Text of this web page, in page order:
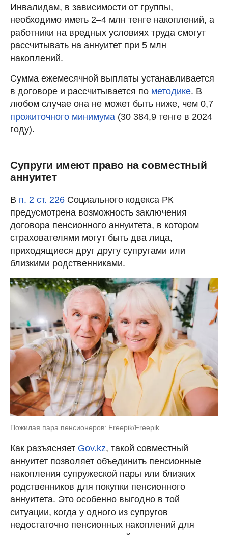
Инвалидам, в зависимости от группы,
необходимо иметь 2–4 млн тенге накоплений, а
работники на вредных условиях труда смогут
рассчитывать на аннуитет при 5 млн
накоплений.
Сумма ежемесячной выплаты устанавливается
в договоре и рассчитывается по методике. В
любом случае она не может быть ниже, чем 0,7
прожиточного минимума (30 384,9‬ тенге в 2024
году).
Супруги имеют право на совместный
аннуитет
В п. 2 ст. 226 Социального кодекса РК
предусмотрена возможность заключения
договора пенсионного аннуитета, в котором
страхователями могут быть два лица,
приходящиеся друг другу супругами или
близкими родственниками.
Пожилая пара пенсионеров: Freepik/Freepik
Как разъясняет Gov.kz, такой совместный
аннуитет позволяет объединить пенсионные
накопления супружеской пары или близких
родственников для покупки пенсионного
аннуитета. Это особенно выгодно в той
ситуации, когда у одного из супругов
недостаточно пенсионных накоплений для